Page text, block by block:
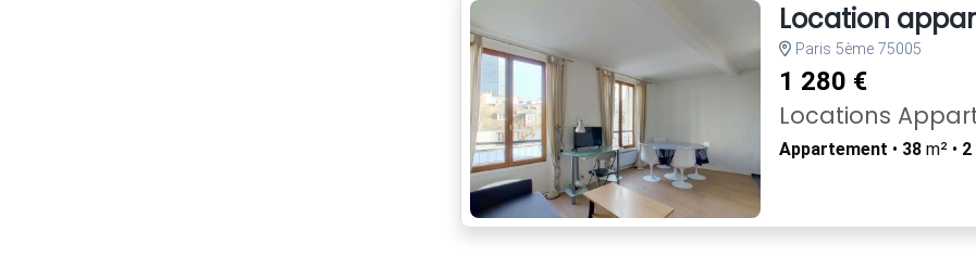
Location
Paris 5ème 75005
1 280 €
Locations
Appartement • 38m² • 2